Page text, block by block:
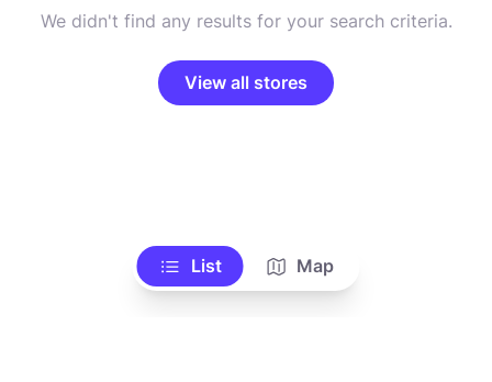
We didn't find any results for your search criteria.
View all stores
List Map